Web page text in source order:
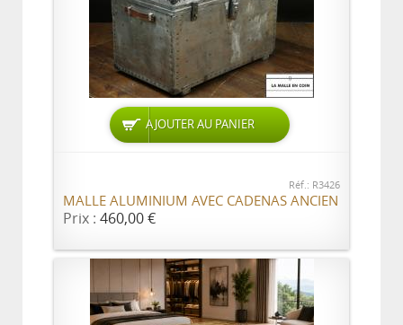
AJOUTER AU PANIER
Réf.: R3426
MALLE ALUMINIUM AVEC CADENAS ANCIEN
Prix : 460,00 €